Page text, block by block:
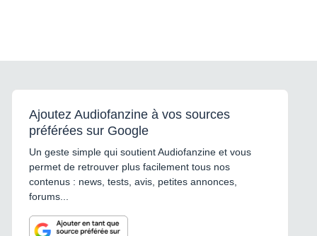
Ajoutez Audiofanzine à vos sources
préférées sur Google
Un geste simple qui soutient Audiofanzine et vous
permet de retrouver plus facilement tous nos
contenus : news, tests, avis, petites annonces,
forums...